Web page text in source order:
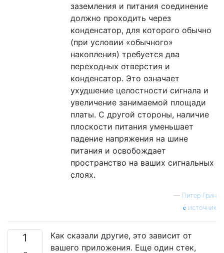
заземления и питания соединение
должно проходить через
конденсатор, для которого обычно
(при условии «обычного»
накопления) требуется два
переходных отверстия и
конденсатор. Это означает
ухудшение целостности сигнала и
увеличение занимаемой площади
платы. С другой стороны, наличие
плоскости питания уменьшает
падение напряжения на шине
питания и освобождает
пространство на ваших сигнальных
слоях.
— Питер Грин
источник
1
Как сказали другие, это зависит от
вашего приложения. Еще один стек,